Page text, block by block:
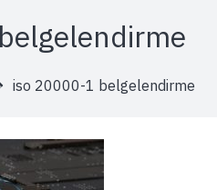
iso 20000-1 belgelendirme